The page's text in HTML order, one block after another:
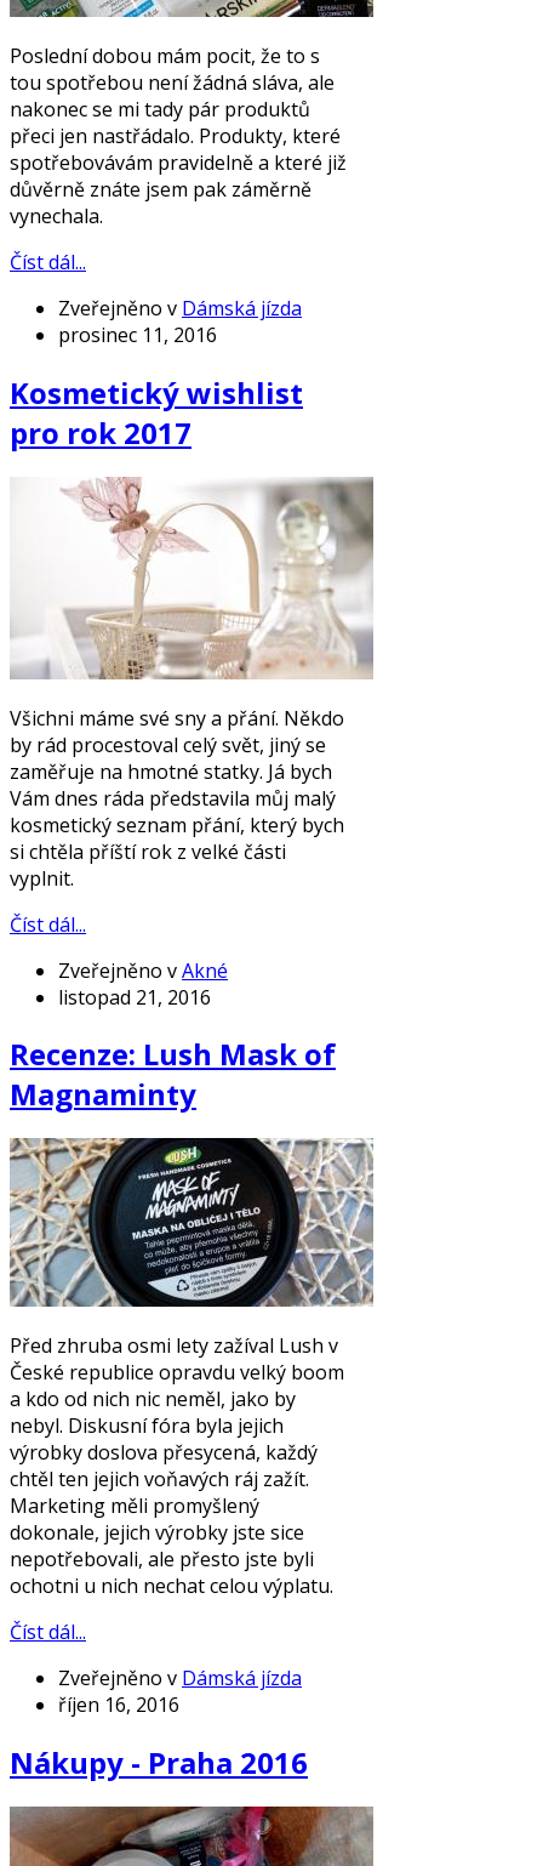
Poslední dobou mám pocit, že to s
tou spotřebou není žádná sláva, ale
nakonec se mi tady pár produktů
přeci jen nastřádalo. Produkty, které
spotřebovávám pravidelně a které již
důvěrně znáte jsem pak záměrně
vynechala.
Číst dál...
Zveřejněno v Dámská jízda
prosinec 11, 2016
Kosmetický wishlist
pro rok 2017
Všichni máme své sny a přání. Někdo
by rád procestoval celý svět, jiný se
zaměřuje na hmotné statky. Já bych
Vám dnes ráda představila můj malý
kosmetický seznam přání, který bych
si chtěla příští rok z velké části
vyplnit.
Číst dál...
Zveřejněno vAkné
listopad 21, 2016
Recenze: Lush Mask of
Magnaminty
Před zhruba osmi lety zažíval Lush v
České republice opravdu velký boom
a kdo od nich nic neměl, jako by
nebyl. Diskusní fóra byla jejich
výrobky doslova přesycená, každý
chtěl ten jejich voňavých ráj zažít.
Marketing měli promyšlený
dokonale, jejich výrobky jste sice
nepotřebovali, ale přesto jste byli
ochotni u nich nechat celou výplatu.
Číst dál...
Zveřejněno v Dámská jízda
říjen 16, 2016
Nákupy - Praha 2016